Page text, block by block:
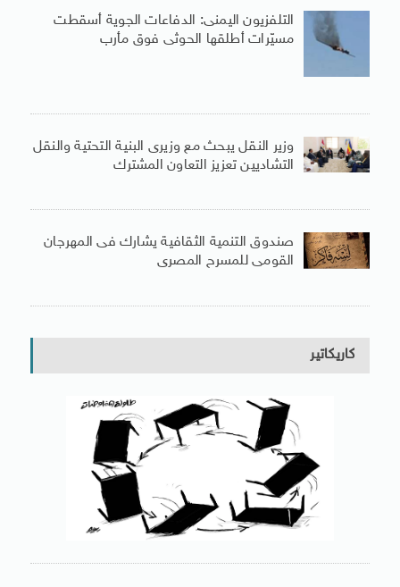
التلفزيون اليمنى: الدفاعات الجوية أسقطت
مسيّرات أطلقها الحوثى فوق مأرب
وزير النقل يبحث مع وزيرى البنية التحتية والنقل
التشاديين تعزيز التعاون المشترك
صندوق التنمية الثقافية يشارك فى المهرجان
القومى للمسرح المصرى
كاريكاتير